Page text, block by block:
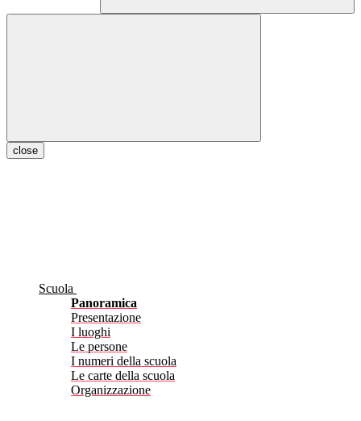
close
Scuola
Panoramica
Presentazione
I luoghi
Le persone
I numeri della scuola
Le carte della scuola
Organizzazione